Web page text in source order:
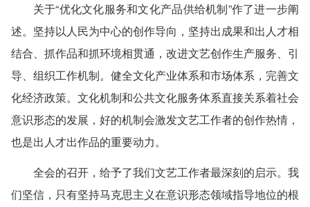
关于“优化文化服务和文化产品供给机制”作了进一步阐
述。坚持以人民为中心的创作导向，坚持出成果和出人才相
结合、抓作品和抓环境相贯通，改进文艺创作生产服务、引
导、组织工作机制。健全文化产业体系和市场体系，完善文
化经济政策。文化机制和公共文化服务体系直接关系着社会
意识形态的发展，好的机制会激发文艺工作者的创作热情，
也是出人才出作品的重要动力。
全会的召开，给予了我们文艺工作者最深刻的启示。我
们坚信，只有坚持马克思主义在意识形态领域指导地位的根